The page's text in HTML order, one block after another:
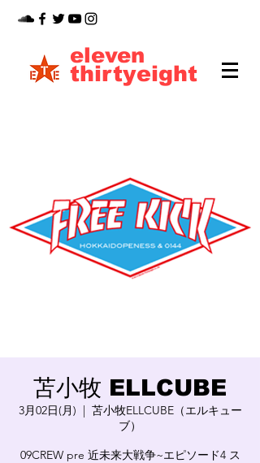
thirtyeight
eleven
苫小牧 ELLCUBE
3月02日(月)
  |
苫小牧ELLCUBE（エルキュー
ブ）
09CREW pre 近未来大戦争~エピソード4 ス